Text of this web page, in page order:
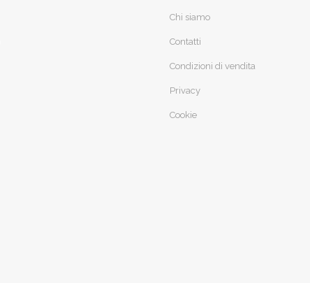
Chi siamo
Contatti
Condizioni di vendita
Privacy
Cookie